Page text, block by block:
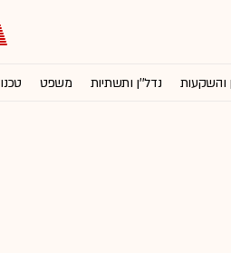
והשקעות נדל''ן ותשתיות משפט